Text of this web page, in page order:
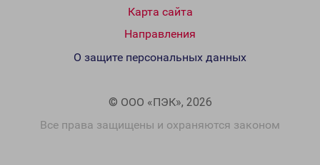
Карта сайта
Направления
© ООО «ПЭК», 2026
Все права защищены и охраняются законом
О защите персональных данных